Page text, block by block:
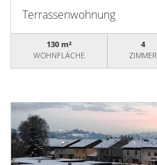
Terrassenwohnung
130 m²
WOHNFLÄCHE
4
ZIMMER